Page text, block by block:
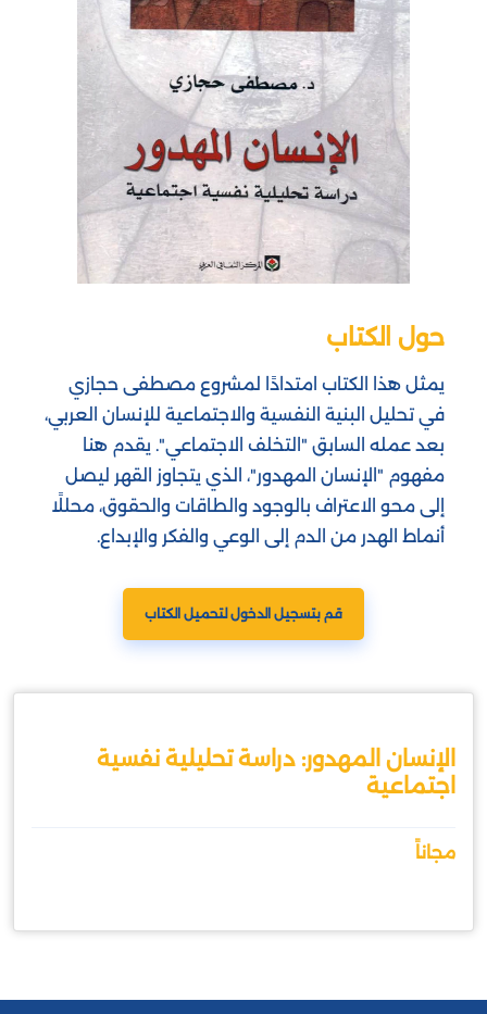
حول الكتاب
يمثل هذا الكتاب امتدادًا لمشروع مصطفى حجازي
في تحليل البنية النفسية والاجتماعية للإنسان العربي،
بعد عمله السابق "التخلف الاجتماعي". يقدم هنا
مفهوم "الإنسان المهدور"، الذي يتجاوز القهر ليصل
إلى محو الاعتراف بالوجود والطاقات والحقوق، محللًا
أنماط الهدر من الدم إلى الوعي والفكر والإبداع.
قم بتسجيل الدخول لتحميل الكتاب
الإنسان المهدور: دراسة تحليلية نفسية
اجتماعية
مجاناً